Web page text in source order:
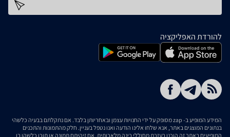
להורדת האפליקציה
המידע המופיע ב- zap מסופק על ידי החנויות עצמן ובאחריותן בלבד. אם נתקלתם בבעיה כלשהי
בנתונים המוצגים באתר, אנא שלחו אלינו הודעה ואנו נטפל בעניין. חלק מהתמונות והתכנים
המופיעים באתר זה הוכנו בעזרת מחוללי בינה מלאכותית. אם זיהיתם תמונה או תוכן כלשהו בו